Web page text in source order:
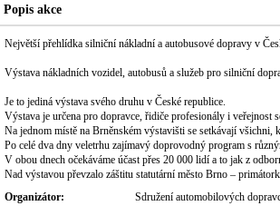
Popis akce
Největší přehlídka silniční nákladní a autobusové dopravy v
Výstava nákladních vozidel, autobusů a služeb pro silniční
Je to jediná výstava svého druhu v České republice.
Výstava je určena pro dopravce, řidiče profesionály i veřejnost
Na jednom místě na Brněnském výstavišti se setkávají
Po celé dva dny veletrhu zajímavý doprovodný program s
V obou dnech očekáváme účast přes 20 000 lidí a to jak z
Nad výstavou převzalo záštitu statutární město Brno –
Organizátor:
Sdružení automobilových